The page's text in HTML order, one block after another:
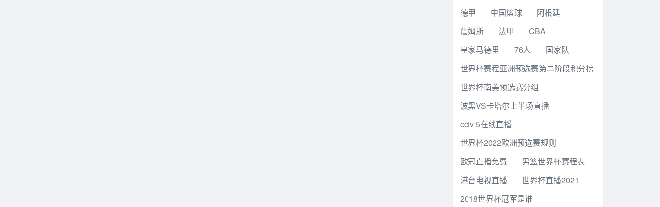
德甲
中国篮球
阿根廷
詹姆斯
法甲
CBA
皇家马德里
76人
国家队
世界杯赛程亚洲预选赛第二阶段积分榜
世界杯南美预选赛分组
波黑VS卡塔尔上半场直播
cctv 5在线直播
世界杯2022欧洲预选赛规则
欧冠直播免费
男篮世界杯赛程表
港台电视直播
世界杯直播2021
2018世界杯冠军是谁